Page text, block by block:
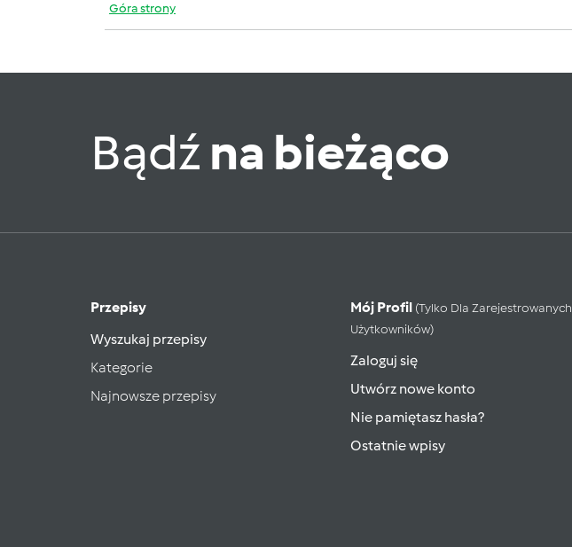
Góra strony
Bądź na bieżąco
Przepisy
Wyszukaj przepisy
Kategorie
Najnowsze przepisy
Mój Profil (tylko Dla Zarejestrowanych
Użytkowników)
Zaloguj się
Utwórz nowe konto
Nie pamiętasz hasła?
Ostatnie wpisy